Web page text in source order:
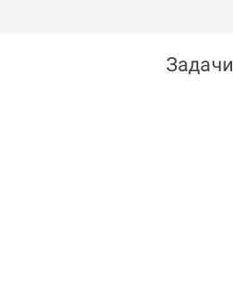
Задачи